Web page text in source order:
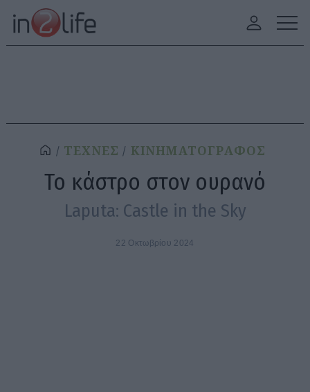
ΤΕΧΝΕΣ ΚΙΝΗΜΑΤΟΓΡΑΦΟΣ
Το κάστρο στον ουρανό
Laputa: Castle in the Sky
22 Οκτωβρίου 2024